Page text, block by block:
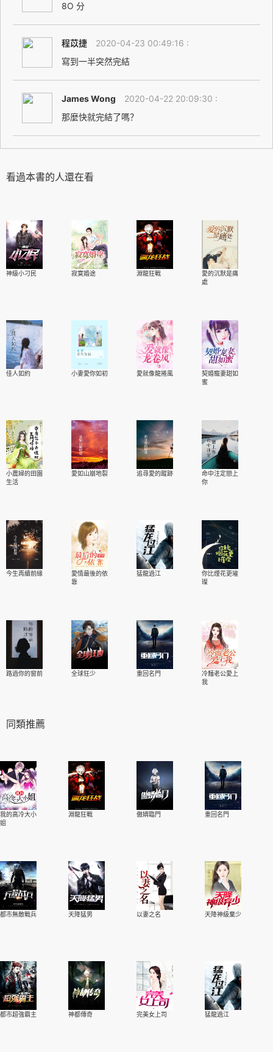
8O 分
程苡捷
2020-04-23 00:49:16 :
寫到一半突然完結
James Wong
2020-04-22 20:09:30 :
那麼快就完結了嗎？
看過本書的人還在看
神級小刁民 寂寞婚途 淵龍狂戰
愛的沉默是痛
處
佳人如約 小妻愛你如初 愛就像龍捲風
契婚寵妻甜如
蜜
小農婦的田園
生活
愛如山崩地裂 追尋愛的蹤跡
命中注定戀上
你
今生再續前緣
愛情最後的依
靠
猛龍過江
你比煙花更璀
璨
路過你的窗前 全球狂少 重回名門
冷麵老公愛上
我
同類推薦
我的高冷大小
姐
淵龍狂戰 傲婿臨門 重回名門
都市無敵戰兵 天降猛男 以妻之名 天降神級棄少
都市超強霸主 神都傳奇 完美女上司 猛龍過江